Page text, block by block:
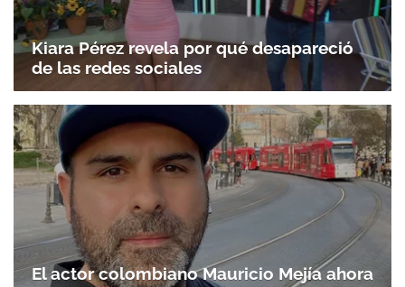
Kiara Pérez revela por qué desapareció
de las redes sociales
El actor colombiano Mauricio Mejía ahora